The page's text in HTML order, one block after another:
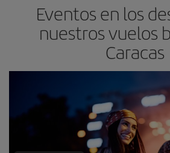
Eventos en los
nuestros vuelos
Caracas